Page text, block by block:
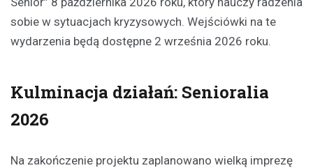
sobie w sytuacjach kryzysowych. Wejściówki na te
wydarzenia będą dostępne 2 września 2026 roku.
Kulminacja działań: Senioralia
2026
Na zakończenie projektu zaplanowano wielką imprezę